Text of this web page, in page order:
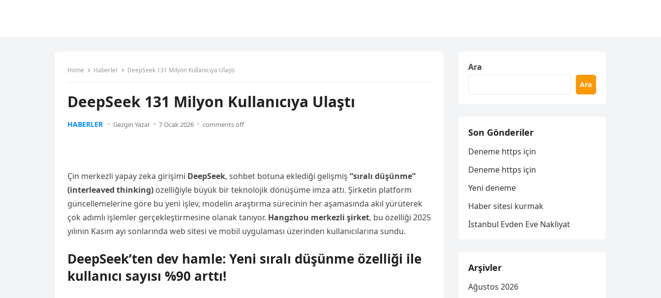
Home Haberler DeepSeek 131 Milyon Kullanıcıya Ulaştı
DeepSeek 131 Milyon Kullanıcıya Ulaştı
HABERLER Gezgin Yazar 7 Ocak 2026 comments off
Çin merkezli yapay zeka girişimi DeepSeek, sohbet botuna eklediği gelişmiş “sıralı düşünme”
(interleaved thinking) özelliğiyle büyük bir teknolojik dönüşüme imza attı. Şirketin platform
güncellemelerine göre bu yeni işlev, modelin araştırma sürecinin her aşamasında akıl yürüterek
çok adımlı işlemler gerçekleştirmesine olanak tanıyor. Hangzhou merkezli şirket, bu özelliği 2025
yılının Kasım ayı sonlarında web sitesi ve mobil uygulaması üzerinden kullanıcılarına sundu.
DeepSeek’ten dev hamle: Yeni sıralı düşünme özelliği ile
kullanıcı sayısı %90 arttı!
Ara
Ara
Son Gönderiler
Deneme https için
Deneme https için
Yeni deneme
Haber sitesi kurmak
İstanbul Evden Eve Nakliyat
Arşivler
Ağustos 2026